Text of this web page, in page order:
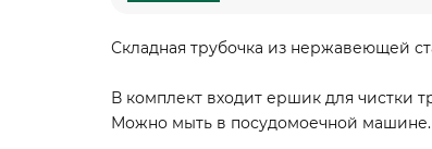
Складная трубочка из нержавеющей
В комплект входит ершик для чистки
Можно мыть в посудомоечной машине.